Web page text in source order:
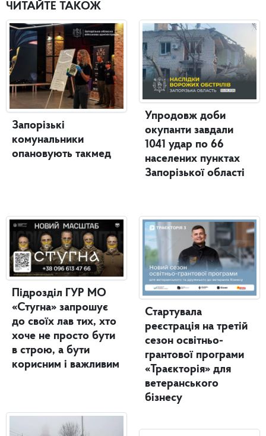
ЧИТАЙТЕ ТАКОЖ
Запорізькі
комунальники
опановують такмед
Підрозділ ГУР МО
«Стугна» запрошує
до своїх лав тих, хто
хоче не просто бути
в строю, а бути
корисним і важливим
Упродовж доби
окупанти завдали
1041 удар по 66
населених пунктах
Запорізької області
Стартувала
реєстрація на третій
сезон освітньо-
грантової програми
«Траєкторія» для
ветеранського
бізнесу